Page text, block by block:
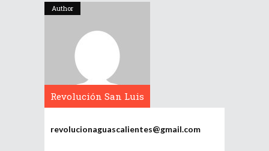
Author
Revolución San Luis
revolucionaguascalientes@gmail.com